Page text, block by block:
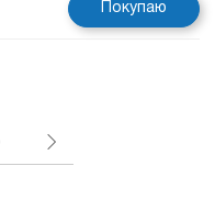
Покупаю